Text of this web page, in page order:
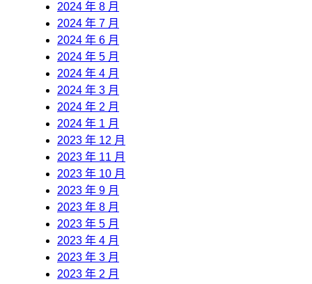
2024 年 8 月
2024 年 7 月
2024 年 6 月
2024 年 5 月
2024 年 4 月
2024 年 3 月
2024 年 2 月
2024 年 1 月
2023 年 12 月
2023 年 11 月
2023 年 10 月
2023 年 9 月
2023 年 8 月
2023 年 5 月
2023 年 4 月
2023 年 3 月
2023 年 2 月